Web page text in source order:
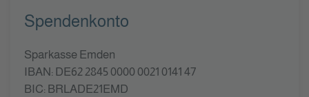
Spendenkonto
Sparkasse Emden
IBAN: DE62 2845 0000 0021 0141 47
BIC: BRLADE21EMD